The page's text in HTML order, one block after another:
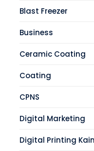
Blast Freezer
Business
Ceramic Coating
Coating
CPNS
Digital Marketing
Digital Printing Kain